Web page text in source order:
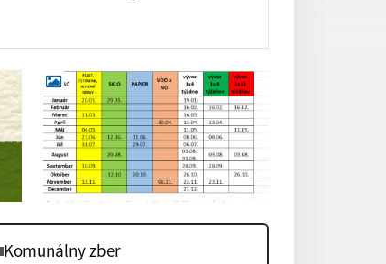
Komunálny zber